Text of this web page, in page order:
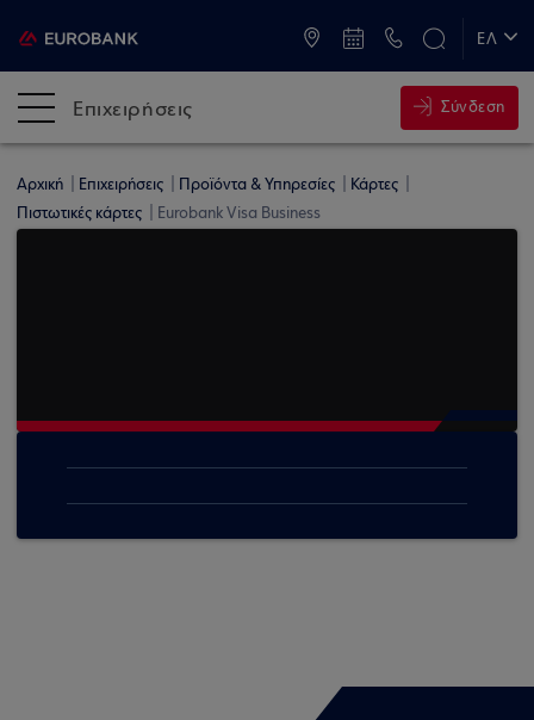
ΕΛ
Επιχειρήσεις Σύνδεση
Αρχική Επιχειρήσεις Προϊόντα & Υπηρεσίες
Κάρτες
Πιστωτικές κάρτες
Eurobank Visa Business